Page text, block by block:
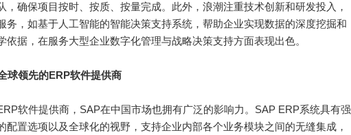
，确保项目按时、按质、按量完成。此外，浪潮注重技术创新和研发投入，
务，如基于人工智能的智能决策支持系统，帮助企业实现数据的深度挖掘和
依据，在服务大型企业数字化管理与战略决策支持方面表现出色。
球领先的ERP软件提供商
软件提供商，SAP在中国市场也拥有广泛的影响力。SAP ERP系统具有强
配置选项以及全球化的视野，支持企业内部各个业务模块之间的无缝集成，